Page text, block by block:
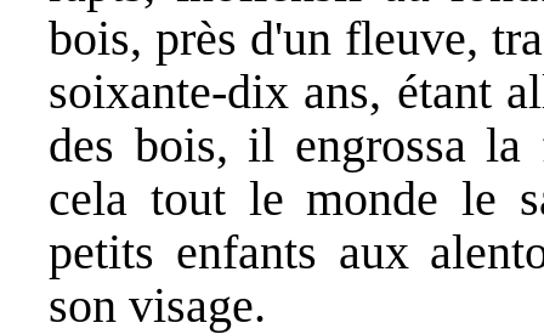
bois, près d'un fleuve,
soixante-dix ans, étant
des bois, il engrossa
cela tout le monde le
petits enfants aux
son visage.